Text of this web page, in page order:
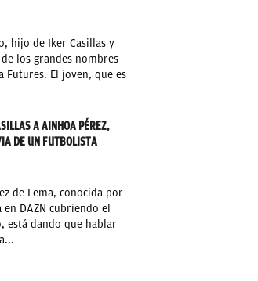
hijo de Iker Casillas y
los grandes nombres
Futures. El joven, que es
A AINHOA PÉREZ,
DE UN FUTBOLISTA
de Lema, conocida por
DAZN cubriendo el
está dando que hablar